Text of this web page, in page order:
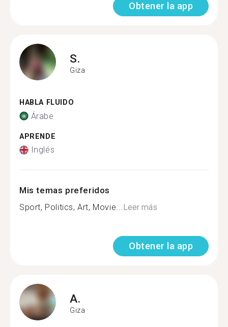
Obtener la app
S.
Giza
HABLA FLUIDO
Árabe
APRENDE
Inglés
Mis temas preferidos
Sport, Politics, Art, Movie...Leer más
Obtener la app
A.
Giza